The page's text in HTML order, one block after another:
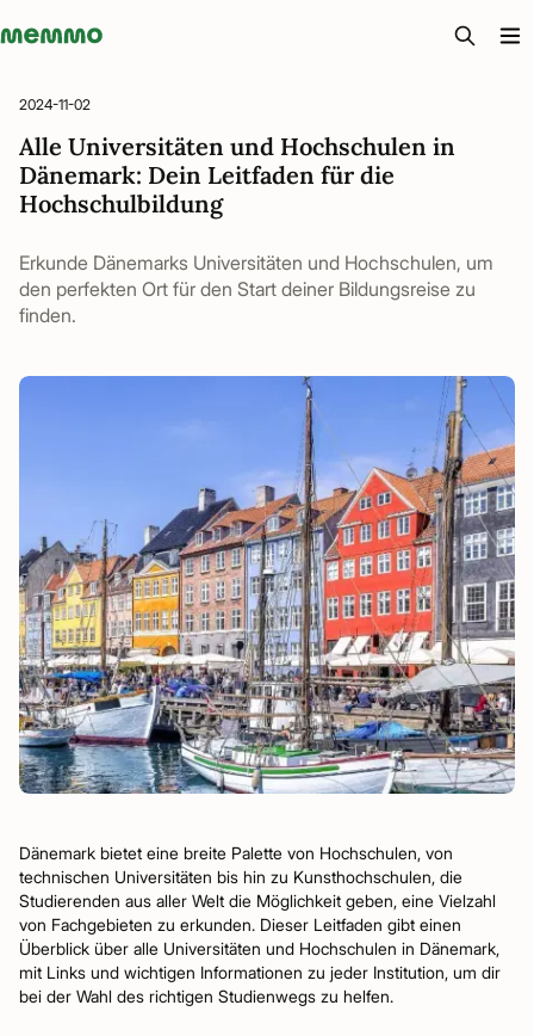
Memmo - AI-verktyg och digital kurslitteratur
2024-11-02
Alle Universitäten und Hochschulen in
Dänemark: Dein Leitfaden für die
Hochschulbildung
Erkunde Dänemarks Universitäten und Hochschulen, um
den perfekten Ort für den Start deiner Bildungsreise zu
finden.
Dänemark bietet eine breite Palette von Hochschulen, von
technischen Universitäten bis hin zu Kunsthochschulen, die
Studierenden aus aller Welt die Möglichkeit geben, eine Vielzahl
von Fachgebieten zu erkunden. Dieser Leitfaden gibt einen
Überblick über alle Universitäten und Hochschulen in Dänemark,
mit Links und wichtigen Informationen zu jeder Institution, um dir
bei der Wahl des richtigen Studienwegs zu helfen.